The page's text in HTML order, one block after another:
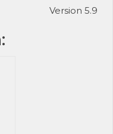
Version 5.9